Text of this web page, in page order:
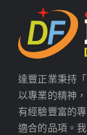
達豐正業秉持
以專業的精神
有經驗豐富的
適合的品項。